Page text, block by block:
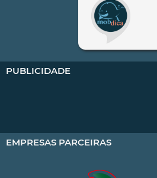
PUBLICIDADE
EMPRESAS PARCEIRAS